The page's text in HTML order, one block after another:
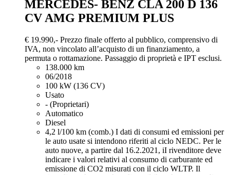
MERCEDES- BENZ CLA 200 D 136
CV AMG PREMIUM PLUS
€ 19.990,- Prezzo finale offerto al pubblico, comprensivo di
IVA, non vincolato all’acquisto di un finanziamento, a
permuta o rottamazione. Passaggio di proprietà e IPT esclusi.
138.000 km
06/2018
100 kW (136 CV)
Usato
- (Proprietari)
Automatico
Diesel
4,2 l/100 km (comb.) I dati di consumi ed emissioni per
le auto usate si intendono riferiti al ciclo NEDC. Per le
auto nuove, a partire dal 16.2.2021, iI rivenditore deve
indicare i valori relativi al consumo di carburante ed
emissione di CO2 misurati con il ciclo WLTP. Il